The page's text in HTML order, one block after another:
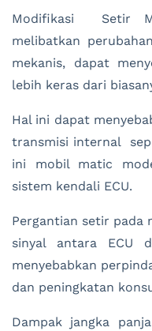
Modifikasi Setir
melibatkan
mekanis, dapat
lebih keras dari
Hal ini dapat
transmisi internal
ini mobil matic
sistem kendali ECU.
Pergantian setir pada
sinyal antara ECU
menyebabkan
dan peningkatan
Dampak jangka